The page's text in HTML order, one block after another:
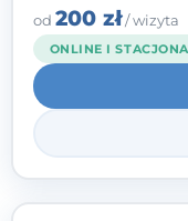
od 200 zł/ wizyta
ONLINE I